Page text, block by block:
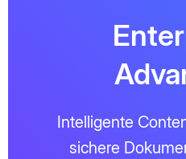
Intelligente
sichere